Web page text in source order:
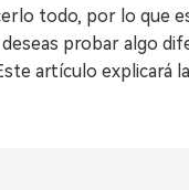
todo, por lo que
probar algo
artículo explicará